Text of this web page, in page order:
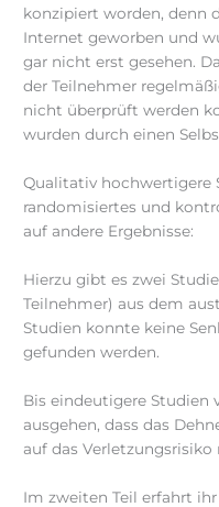
konzipiert worden, denn
Internet geworben und
gar nicht erst gesehen.
der Teilnehmer
nicht überprüft werden
wurden durch einen
Qualitativ hochwertigere
randomisiertes und
auf andere Ergebnisse:
Hierzu gibt es zwei
Teilnehmer) aus dem
Studien konnte keine
gefunden werden.
Bis eindeutigere Studien
ausgehen, dass das
auf das
Im zweiten Teil erfahrt